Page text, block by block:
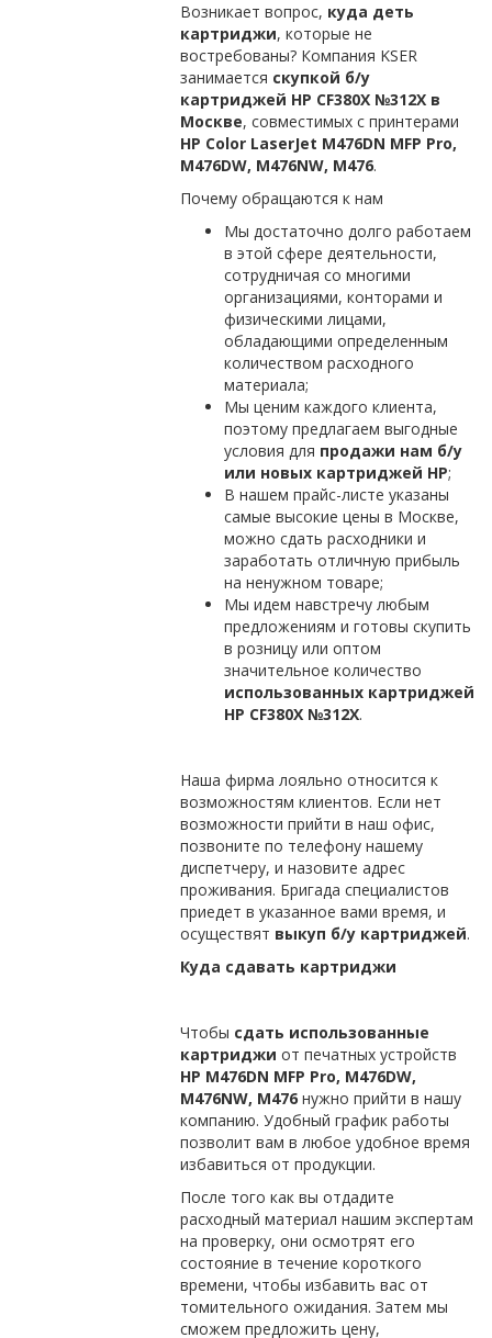
Возникает вопрос, куда деть
картриджи, которые не
востребованы? Компания KSER
занимается скупкой б/у
картриджей HP CF380X №312X в
Москве, совместимых с принтерами
HP Color LaserJet M476DN MFP Pro,
M476DW, M476NW, M476.
Почему обращаются к нам
Мы достаточно долго работаем
в этой сфере деятельности,
сотрудничая со многими
организациями, конторами и
физическими лицами,
обладающими определенным
количеством расходного
материала;
Мы ценим каждого клиента,
поэтому предлагаем выгодные
условия для продажи нам б/у
или новых картриджей НР;
В нашем прайс-листе указаны
самые высокие цены в Москве,
можно сдать расходники и
заработать отличную прибыль
на ненужном товаре;
Мы идем навстречу любым
предложениям и готовы скупить
в розницу или оптом
значительное количество
использованных картриджей
HP CF380X №312X.
Наша фирма лояльно относится к
возможностям клиентов. Если нет
возможности прийти в наш офис,
позвоните по телефону нашему
диспетчеру, и назовите адрес
проживания. Бригада специалистов
приедет в указанное вами время, и
осуществят выкуп б/у картриджей.
Куда сдавать картриджи
Чтобы сдать использованные
картриджи от печатных устройств
HP M476DN MFP Pro, M476DW,
M476NW, M476нужно прийти в нашу
компанию. Удобный график работы
позволит вам в любое удобное время
избавиться от продукции.
После того как вы отдадите
расходный материал нашим экспертам
на проверку, они осмотрят его
состояние в течение короткого
времени, чтобы избавить вас от
томительного ожидания. Затем мы
сможем предложить цену,